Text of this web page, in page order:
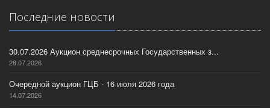
Последние новости
30.07.2026 Аукцион среднесрочных Государственных з...
28.07.2026
Очередной аукцион ГЦБ - 16 июля 2026 года
14.07.2026